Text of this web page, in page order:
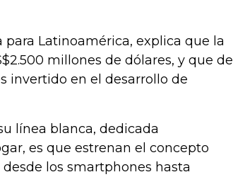
Latinoamérica, explica que la
millones de dólares, y que de
invertido en el desarrollo de
línea blanca, dedicada
es que estrenan el concepto
desde los smartphones hasta